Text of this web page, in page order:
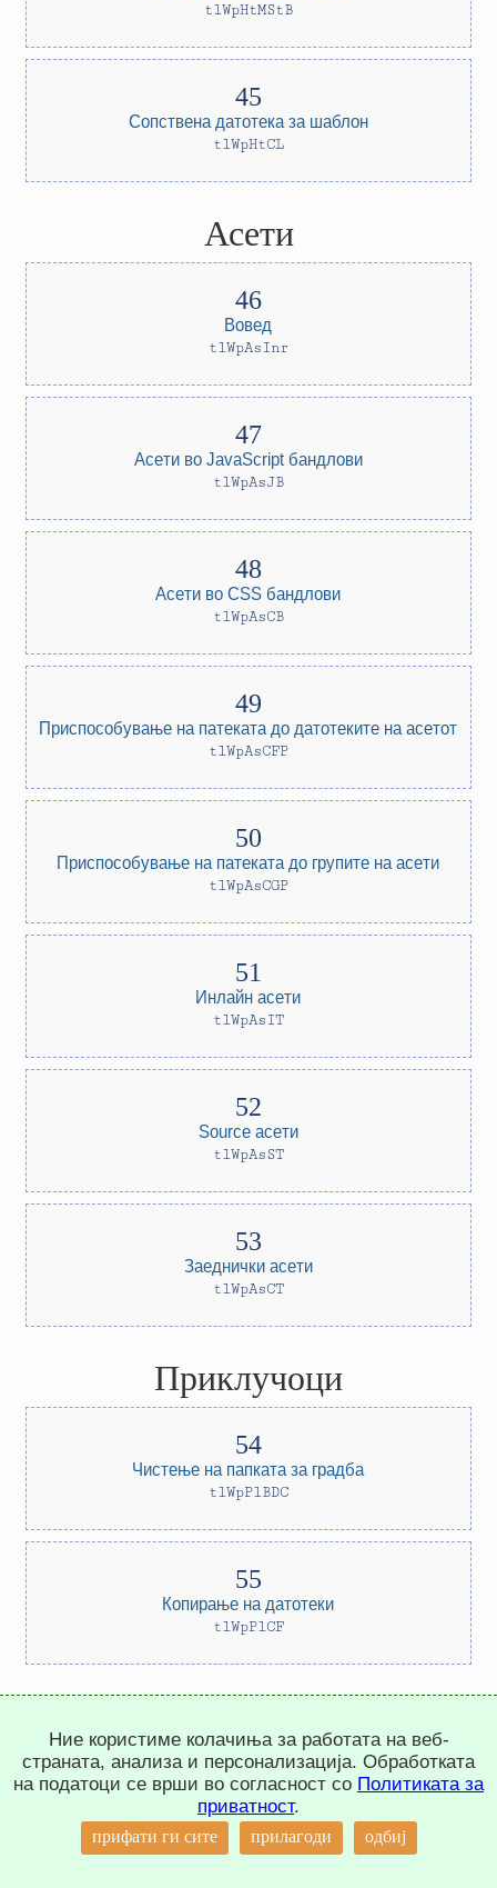
tlWpHtMStB
Сопствена датотека за шаблон
tlWpHtCL
Асети
Вовед
tlWpAsInr
Асети во JavaScript бандлови
tlWpAsJB
Асети во CSS бандлови
tlWpAsCB
Приспособување на патеката до датотеките на асетот
tlWpAsCFP
Приспособување на патеката до групите на асети
tlWpAsCGP
Инлайн асети
tlWpAsIT
Source асети
tlWpAsST
Заеднички асети
tlWpAsCT
Приклучоци
Чистење на папката за градба
tlWpPlBDC
Копирање на датотеки
tlWpPlCF
t.me/trepachev_dmitry
политика за приватност прилагодувај колачиња
Ние користиме колачиња за работата на веб-
страната, анализа и персонализација. Обработката
на податоци се врши во согласност со Политиката за
приватност.
прифати ги сите прилагоди одбиј